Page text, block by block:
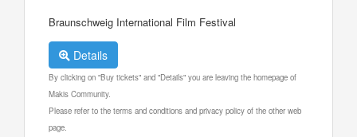
Braunschweig International Film Festival
Details
By clicking on "Buy tickets" and "Details" you are leaving the homepage of
Makis Community.
Please refer to the terms and conditions and privacy policy of the other web
page.